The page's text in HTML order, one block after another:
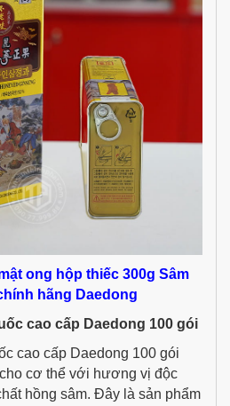
ong hộp thiếc 300g Sâm
hãng Daedong
cao cấp Daedong 100 gói
cao cấp Daedong 100 gói
cơ thể với hương vị độc
hồng sâm. Đây là sản phẩm